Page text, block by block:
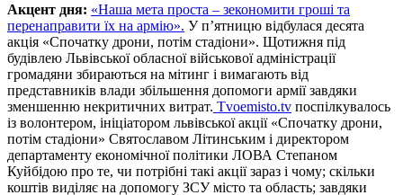
Акцент дня: «Наша мета проста – зекономити гроші та
перенаправити їх на армію». У п’ятницю відбулася десята
акція «Спочатку дрони, потім стадіони». Щотижня під
будівлею Львівської обласної військової адміністрації
громадяни збираються на мітинг і вимагають від
представників влади збільшення допомоги армії завдяки
зменшенню некритичних витрат. Tvoemisto.tv поспілкувалось
із волонтером, ініціатором львівської акції «Спочатку дрони,
потім стадіони» Святославом Літинським і директором
департаменту економічної політики ЛОВА Степаном
Куйбідою про те, чи потрібні такі акції зараз і чому; скільки
коштів виділяє на допомогу ЗСУ місто та область; завдяки